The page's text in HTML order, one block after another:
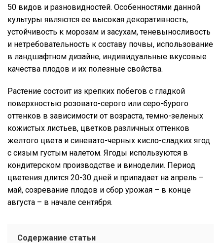
50 видов и разновидностей. Особенностями данной
культуры являются ее высокая декоративность,
устойчивость к морозам и засухам, теневыносливость
и нетребовательность к составу почвы, использование
в ландшафтном дизайне, индивидуальные вкусовые
качества плодов и их полезные свойства.
Растение состоит из крепких побегов с гладкой
поверхностью розовато-серого или серо-бурого
оттенков в зависимости от возраста, темно-зеленых
кожистых листьев, цветков различных оттенков
желтого цвета и синевато-черных кисло-сладких ягод
с сизым густым налетом. Ягоды используются в
кондитерском производстве и виноделии. Период
цветения длится 20-30 дней и припадает на апрель –
май, созревание плодов и сбор урожая – в конце
августа – в начале сентября.
Содержание статьи